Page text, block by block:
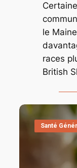
le
races
British
Santé